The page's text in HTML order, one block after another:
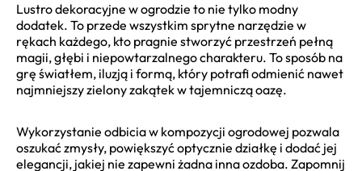
Lustro dekoracyjne w ogrodzie to nie tylko modny
dodatek. To przede wszystkim sprytne narzędzie w
rękach każdego, kto pragnie stworzyć przestrzeń pełną
magii, głębi i niepowtarzalnego charakteru. To sposób na
grę światłem, iluzją i formą, który potrafi odmienić nawet
najmniejszy zielony zakątek w tajemniczą oazę.
Wykorzystanie odbicia w kompozycji ogrodowej pozwala
oszukać zmysły, powiększyć optycznie działkę i dodać jej
elegancji, jakiej nie zapewni żadna inna ozdoba. Zapomnij